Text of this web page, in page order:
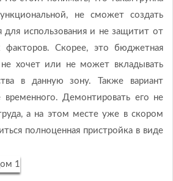
не сможет создать
использования и не защитит от
факторов. Скорее, это бюджетная
не хочет или не может вкладывать
в данную зону. Также вариант
временного. Демонтировать его не
а на этом месте уже в скором
полноценная пристройка в виде